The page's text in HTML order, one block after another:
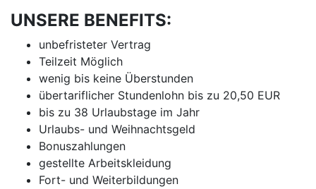
UNSERE BENEFITS:
unbefristeter Vertrag
Teilzeit Möglich
wenig bis keine Überstunden
übertariflicher Stundenlohn bis zu 20,50 EUR
bis zu 38 Urlaubstage im Jahr
Urlaubs- und Weihnachtsgeld
Bonuszahlungen
gestellte Arbeitskleidung
Fort- und Weiterbildungen